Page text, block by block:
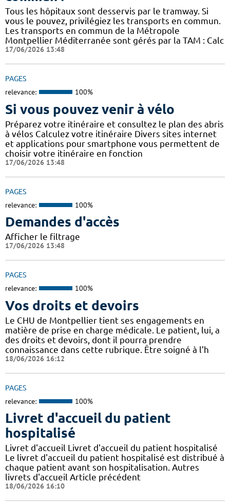
Tous les hôpitaux sont desservis par le tramway. Si
vous le pouvez, privilégiez les transports en commun.
Les transports en commun de la Métropole
Montpellier Méditerranée sont gérés par la TAM : Calc
17/06/2026 13:48
PAGES
relevance: 100%
Si vous pouvez venir à vélo
Préparez votre itinéraire et consultez le plan des abris
à vélos Calculez votre itinéraire Divers sites internet
et applications pour smartphone vous permettent de
choisir votre itinéraire en fonction
17/06/2026 13:48
PAGES
relevance: 100%
Demandes d'accès
Afficher le filtrage
17/06/2026 13:48
PAGES
relevance: 100%
Vos droits et devoirs
Le CHU de Montpellier tient ses engagements en
matière de prise en charge médicale. Le patient, lui, a
des droits et devoirs, dont il pourra prendre
connaissance dans cette rubrique. Être soigné à l’h
18/06/2026 16:12
PAGES
relevance: 100%
Livret d'accueil du patient
hospitalisé
Livret d'accueil Livret d'accueil du patient hospitalisé
Le livret d'accueil du patient hospitalisé est distribué à
chaque patient avant son hospitalisation. Autres
livrets d'accueil Article précédent
18/06/2026 16:10